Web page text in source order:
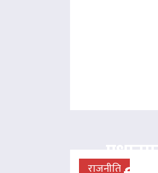
राजनीति